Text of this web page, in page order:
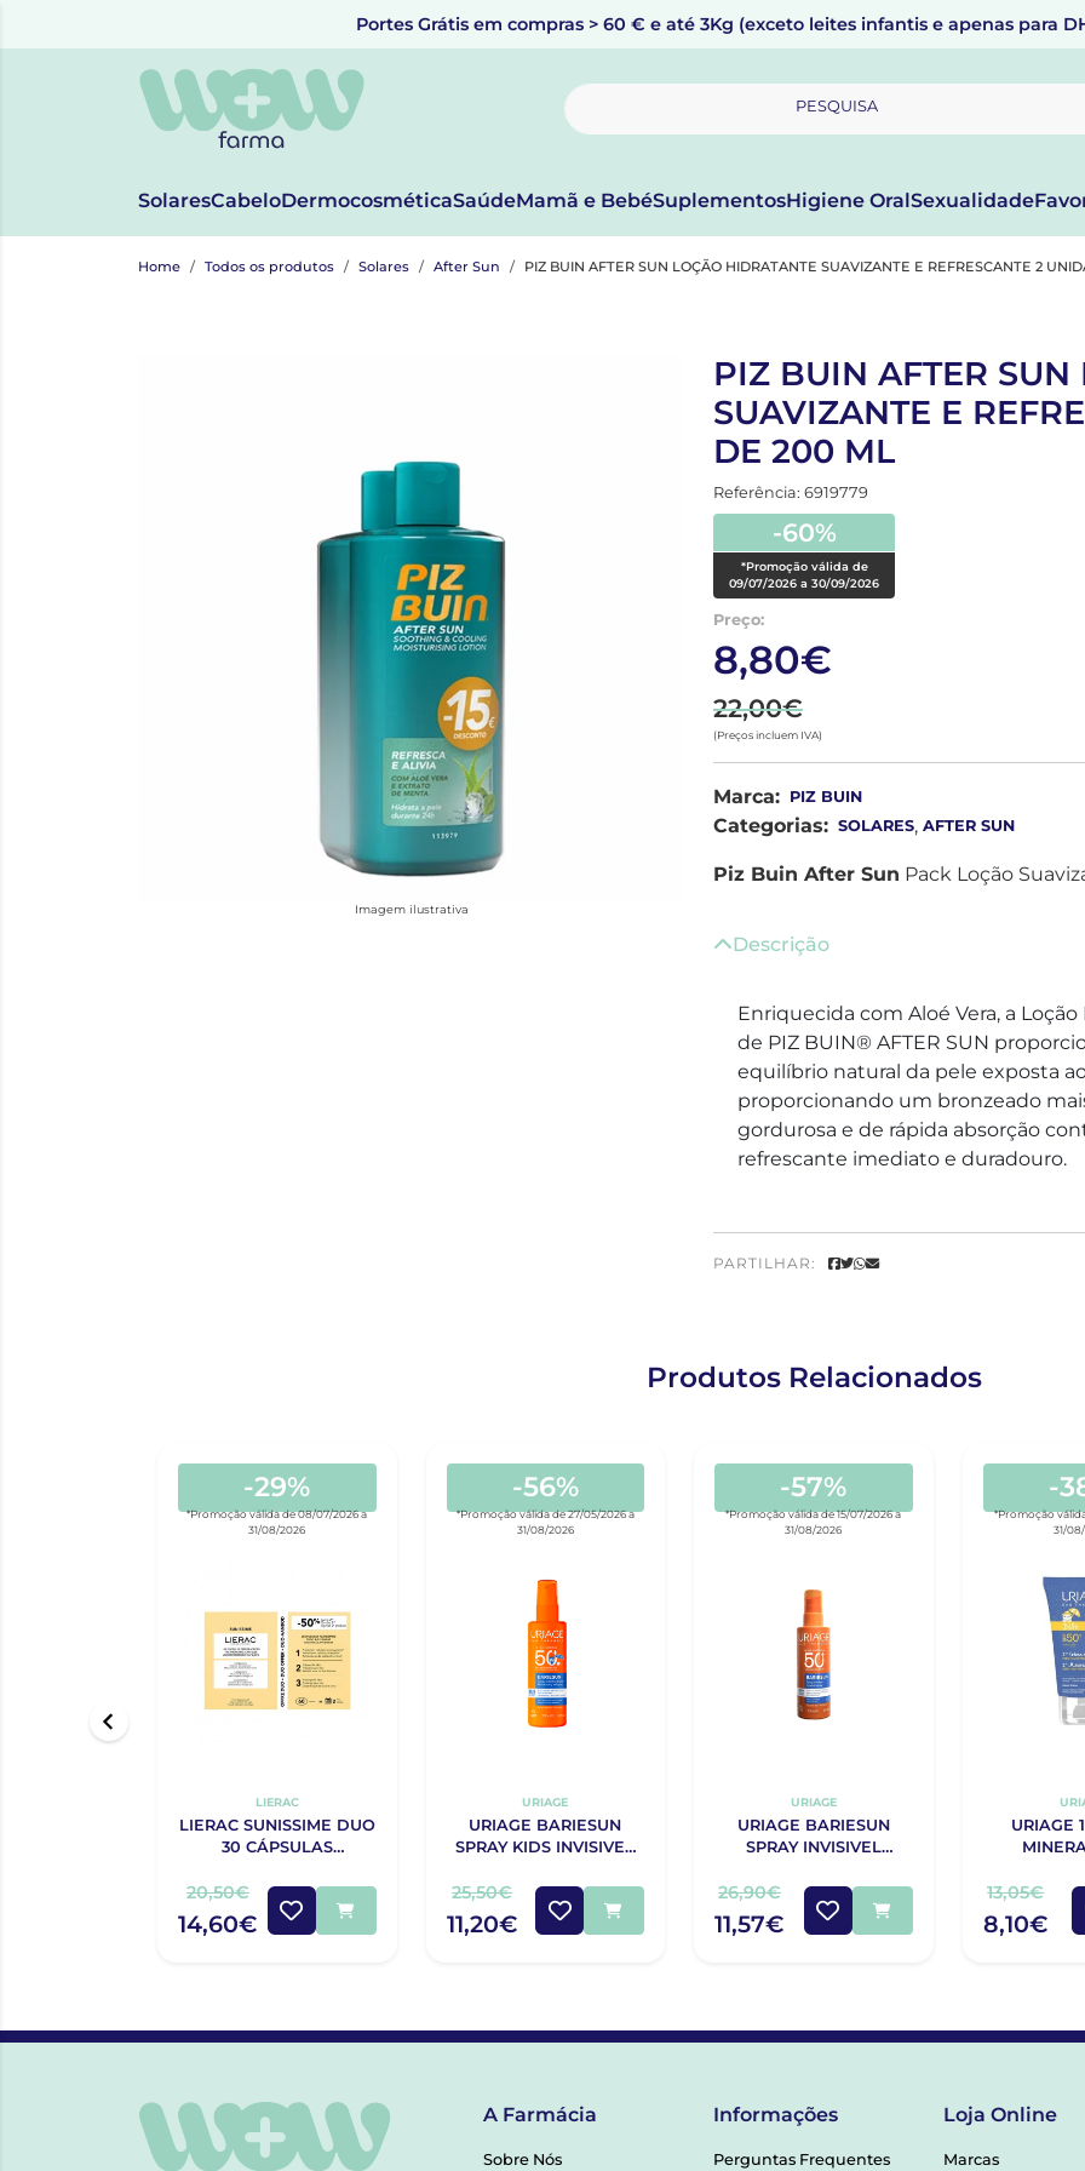
Portes Grátis em compras > 60 € e até 3Kg (exceto leites infantis e apenas para
PESQUISA
SolaresCabeloDermocosméticaSaúdeMamã e BebéSuplementosHigiene OralSexualidade
Home Todos os produtos Solares After Sun PIZ BUIN AFTER SUN LOÇÃO HIDRATANTE SUAVIZANTE E REFRESCANTE 2
Imagem ilustrativa
PIZ BUIN AFTER
SUAVIZANTE E
DE 200 ML
Referência: 6919779
-60%
*Promoção válida de
09/07/2026 a 30/09/2026
Preço:
8,80€
22,00€
(Preços incluem IVA)
Marca: PIZ BUIN
Categorias: SOLARES, AFTER SUN
Piz Buin After Sun Pack Loção
Descrição
Enriquecida com Aloé Vera, a
de PIZ BUIN® AFTER SUN
equilíbrio natural da pele exposta
proporcionando um bronzeado
gordurosa e de rápida absorção
refrescante imediato e duradouro.
PARTILHAR:
Produtos Relacionados
-29%
*Promoção válida de 08/07/2026 a
31/08/2026
LIERAC
LIERAC SUNISSIME DUO
30 CÁPSULAS
DESCONTO DE 50% NA
2ª EMBALAGEM
20,50€
14,60€
-56%
*Promoção válida de 27/05/2026 a
31/08/2026
URIAGE
URIAGE BARIESUN
SPRAY KIDS INVISIVEL
25,50€
11,20€
-57%
*Promoção válida de 15/07/2026 a
31/08/2026
URIAGE
URIAGE BARIESUN
SPRAY INVISIVEL
26,90€
11,57€
-
*Promoção
31/
URIAGE
13,05€
8,10€
A Farmácia
Sobre Nós
Informações
Perguntas Frequentes
Loja Online
Marcas